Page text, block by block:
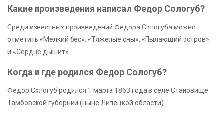
Какие произведения написал Федор Сологуб?
Среди известных произведений Федора Сологуба можно
отметить «Мелкий бес», «Тяжелые сны», «Пылающий остров»
и «Сердце дышит»
Когда и где родился Федор Сологуб?
Федор Сологуб родился 1 марта 1863 года в селе Становище
Тамбовской губернии (ныне Липецкой области).